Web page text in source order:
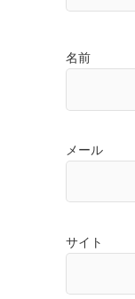
名前
メール
サイト